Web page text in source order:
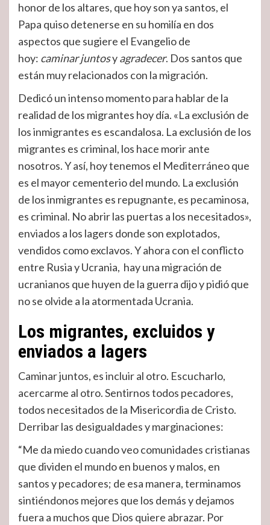
honor de los altares, que hoy son ya santos, el
Papa quiso detenerse en su homilía en dos
aspectos que sugiere el Evangelio de
hoy: caminar juntosyagradecer. Dos santos que
están muy relacionados con la migración.
Dedicó un intenso momento para hablar de la
realidad de los migrantes hoy día. «La exclusión de
los inmigrantes es escandalosa. La exclusión de los
migrantes es criminal, los hace morir ante
nosotros. Y así, hoy tenemos el Mediterráneo que
es el mayor cementerio del mundo. La exclusión
de los inmigrantes es repugnante, es pecaminosa,
es criminal. No abrir las puertas a los necesitados»,
enviados a los lagers donde son explotados,
vendidos como exclavos. Y ahora con el conflicto
entre Rusia y Ucrania, hay una migración de
ucranianos que huyen de la guerra dijo y pidió que
no se olvide a la atormentada Ucrania.
Los migrantes, excluidos y
enviados a lagers
Caminar juntos, es incluir al otro. Escucharlo,
acercarme al otro. Sentirnos todos pecadores,
todos necesitados de la Misericordia de Cristo.
Derribar las desigualdades y marginaciones:
“Me da miedo cuando veo comunidades cristianas
que dividen el mundo en buenos y malos, en
santos y pecadores; de esa manera, terminamos
sintiéndonos mejores que los demás y dejamos
fuera a muchos que Dios quiere abrazar. Por